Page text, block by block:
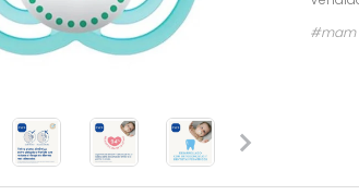
#mam